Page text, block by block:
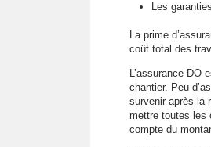
Les
La prime
coût total des
L’assurance DO
chantier. Peu
survenir après la
mettre toutes les
compte du